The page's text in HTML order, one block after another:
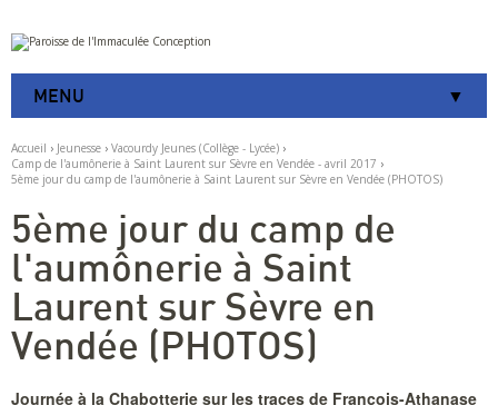
Aller
au
contenu.
à
navigation
Outils
personnels
MENU
Accueil › Jeunesse › Vacourdy Jeunes (Collège - Lycée) ›
Camp de l'aumônerie à Saint Laurent sur Sèvre en Vendée - avril 2017 ›
5ème jour du camp de l'aumônerie à Saint Laurent sur Sèvre en Vendée (PHOTOS)
5ème jour du camp de
l'aumônerie à Saint
Laurent sur Sèvre en
Vendée (PHOTOS)
Journée à la Chabotterie sur les traces de François-Athanase